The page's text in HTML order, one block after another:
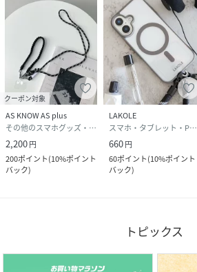
クーポン対象
AS KNOW AS plus
その他のスマホグッズ・オーディオ機器
2,200円
200ポイント(10%ポイント
バック)
LAKOLE
スマホ・タブレット・PCケース/カバー
660円
60ポイント(10%ポイント
バック)
トピックス